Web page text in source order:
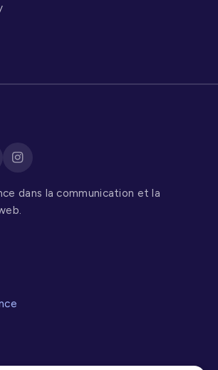
dans la communication et la